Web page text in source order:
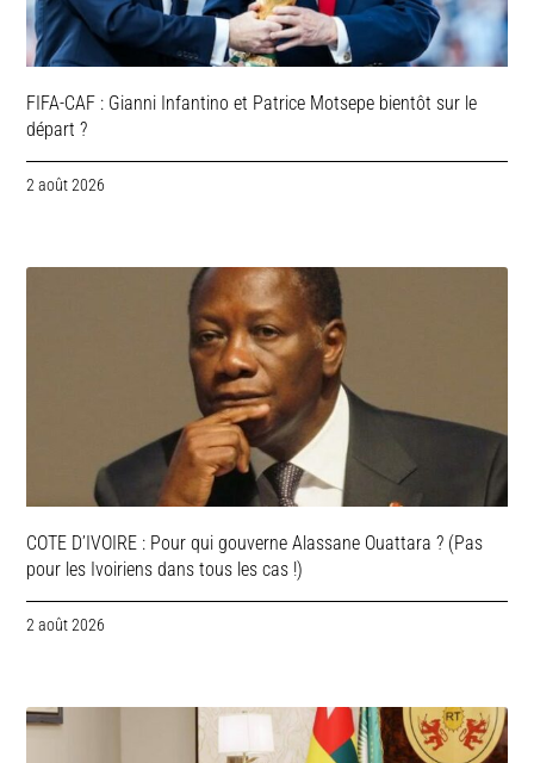
FIFA-CAF : Gianni Infantino et Patrice Motsepe bientôt sur le
départ ?
2 août 2026
COTE D’IVOIRE : Pour qui gouverne Alassane Ouattara ? (Pas
pour les Ivoiriens dans tous les cas !)
2 août 2026